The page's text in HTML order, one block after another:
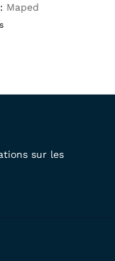
Maped
sur les